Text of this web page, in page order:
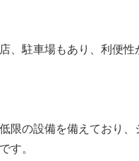
、駐車場もあり、利便性
限の設備を備えており、
す。